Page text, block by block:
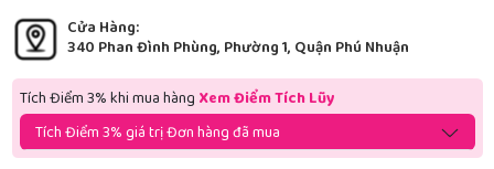
Cửa Hàng:
340 Phan Đình Phùng, Phường 1, Quận Phú Nhuận
Tích Điểm 3% khi mua hàng Xem Điểm Tích Lũy
Tích Điểm 3% giá trị Đơn hàng đã mua